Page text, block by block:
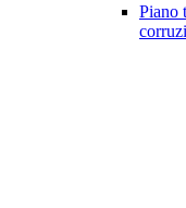
Piano